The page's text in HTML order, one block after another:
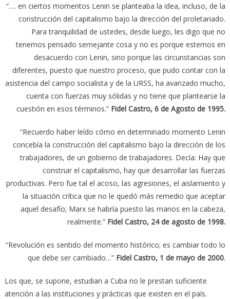
“…. en ciertos momentos Lenin se planteaba la idea, incluso, de la
construcción del capitalismo bajo la dirección del proletariado.
Para tranquilidad de ustedes, desde luego, les digo que no
tenemos pensado semejante cosa y no es porque estemos en
desacuerdo con Lenin, sino porque las circunstancias son
diferentes, puesto que nuestro proceso, que pudo contar con la
asistencia del campo socialista y de la URSS, ha avanzado mucho,
cuenta con fuerzas muy sólidas y no tiene que plantearse la
cuestión en esos términos.” Fidel Castro, 6 de Agosto de 1995.
“Recuerdo haber leído cómo en determinado momento Lenin
concebía la construcción del capitalismo bajo la dirección de los
trabajadores, de un gobierno de trabajadores. Decía: Hay que
construir el capitalismo, hay que desarrollar las fuerzas
productivas. Pero fue tal el acoso, las agresiones, el aislamiento y
la situación crítica que no le quedó más remedio que aceptar
aquel desafío; Marx se habría puesto las manos en la cabeza,
realmente.” Fidel Castro, 24 de agosto de 1998.
“Revolución es sentido del momento histórico; es cambiar todo lo
que debe ser cambiado…” Fidel Castro, 1 de mayo de 2000.
Los que, se supone, estudian a Cuba no le prestan suficiente
atención a las instituciones y prácticas que existen en el país.